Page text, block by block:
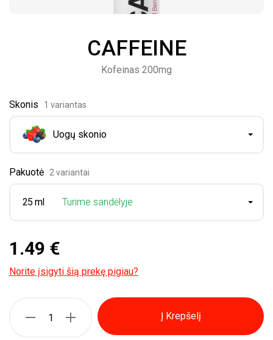
CAFFEINE
Kofeinas 200mg
Skonis 1 variantas
Uogų skonio
Pakuotė 2 variantai
25 ml Turime sandėlyje
1.49 €
Norite įsigyti šią prekę pigiau?
Į Krepšelį